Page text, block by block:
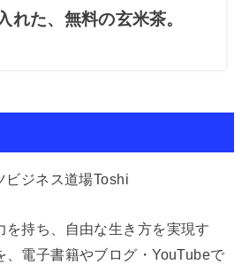
れた、無料の玄米茶。
ビジネス道場Toshi
を持ち、自由な生き方を実現す
、電子書籍やブログ・YouTubeで